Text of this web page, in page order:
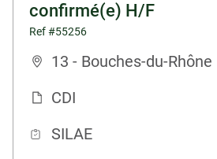
confirmé(e) H/F
Ref #55256
13 - Bouches-du-Rhône
CDI
SILAE